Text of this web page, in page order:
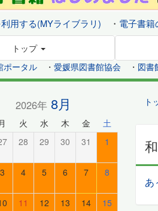
用する(MYライブラリ) ・ 電子書籍
トップ
ポータル ・ 愛媛県図書館協会 ・ 図書
ト
あ
2026年 8月
火 水 木 金 土
28 29 30 31 1
3 4 5 6 7 8
11 12 13 14 15